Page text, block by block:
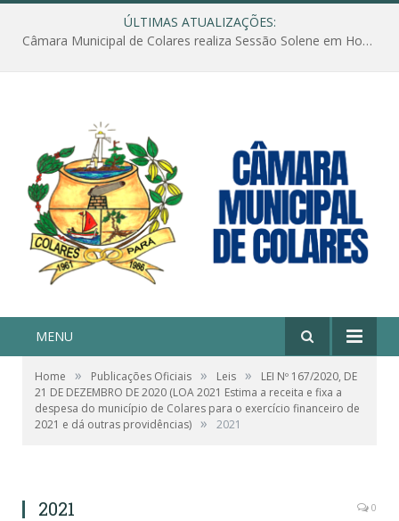
ÚLTIMAS ATUALIZAÇÕES:
Câmara Municipal de Colares realiza Sessão Solene em Homenagem ao Dia das Mães
MENU
Home » Publicações Oficiais » Leis »
LEI Nº 167/2020, DE
21 DE DEZEMBRO DE 2020 (LOA 2021 Estima a receita e fixa a
despesa do município de Colares para o exercício financeiro de
2021 e dá outras providências) » 2021
2021 0